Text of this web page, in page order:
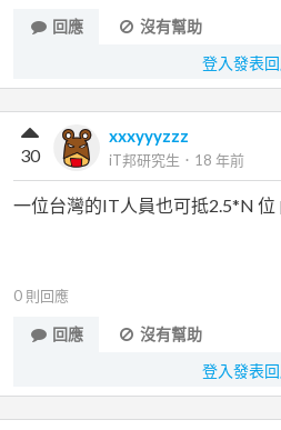
回應
沒有幫助
登入發表
xxxyyyzzz
iT邦研究生 ． 18 年前
30
一位台灣的IT人員也可抵2.5*N 位
0 則回應
回應
沒有幫助
登入發表